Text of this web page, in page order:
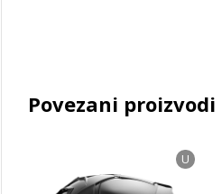
Povezani proizvodi
U